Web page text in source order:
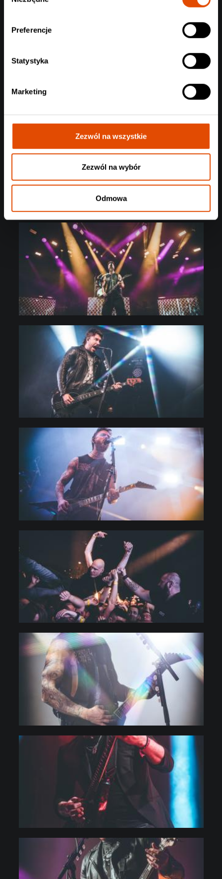
Preferencje
Statystyka
Marketing
Zezwól na wszystkie
Zezwól na wybór
Odmowa